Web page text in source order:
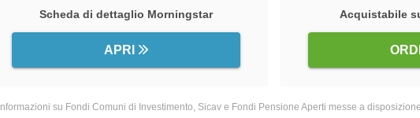
Scheda di dettaglio Morningstar
APRI
Acquistabile
su Fondi Comuni di Investimento, Sicav e Fondi Pensione Aperti messe a